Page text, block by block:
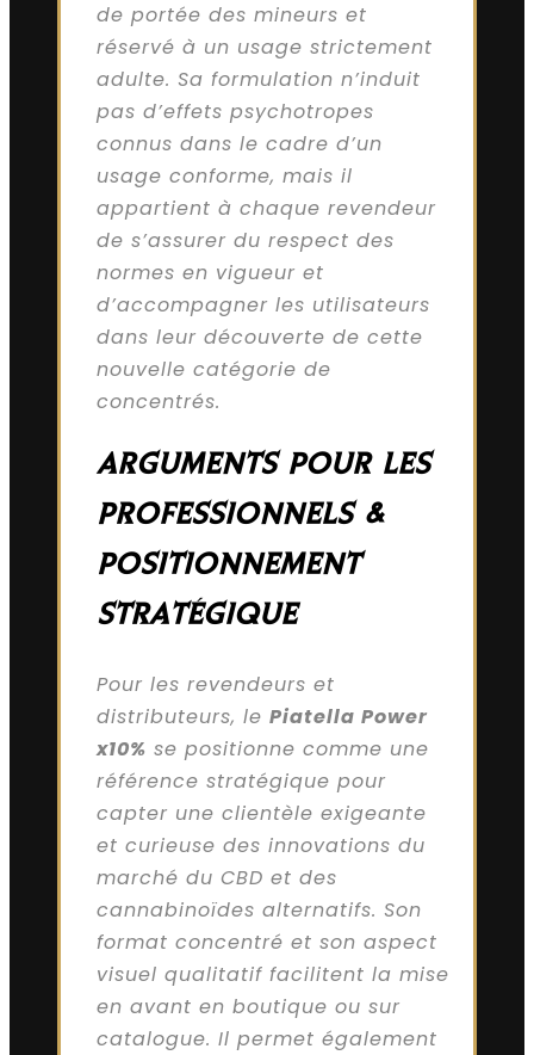
de portée des mineurs et
réservé à un usage strictement
adulte. Sa formulation n’induit
pas d’effets psychotropes
connus dans le cadre d’un
usage conforme, mais il
appartient à chaque revendeur
de s’assurer du respect des
normes en vigueur et
d’accompagner les utilisateurs
dans leur découverte de cette
nouvelle catégorie de
concentrés.
ARGUMENTS POUR LES
PROFESSIONNELS &
POSITIONNEMENT
STRATÉGIQUE
Pour les revendeurs et
distributeurs, le Piatella Power
x10% se positionne comme une
référence stratégique pour
capter une clientèle exigeante
et curieuse des innovations du
marché du CBD et des
cannabinoïdes alternatifs. Son
format concentré et son aspect
visuel qualitatif facilitent la mise
en avant en boutique ou sur
catalogue. Il permet également